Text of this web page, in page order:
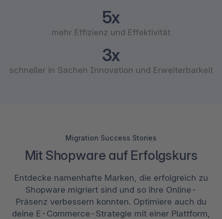
5x
mehr Effizienz und Effektivität
3x
schneller in Sachen Innovation und Erweiterbarkeit
Migration Success Stories
Mit Shopware auf Erfolgskurs
Entdecke namenhafte Marken, die erfolgreich zu
Shopware migriert sind und so ihre Online-
Präsenz verbessern konnten. Optimiere auch du
deine E-Commerce-Strategie mit einer Plattform,